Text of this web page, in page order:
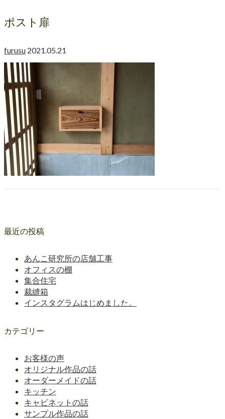
ポスト扉
furusu 2021.05.21
最近の投稿
あんこ研究所の店舗工事
オフィスの棚
集合住宅
裁縫箱
インスタグラムはじめました。
カテゴリー
お客様の声
オリジナル作品の話
オーダーメイドの話
キッチン
キャビネットの話
サンプル作品の話